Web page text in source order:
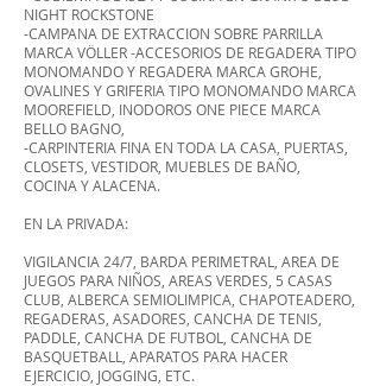
NIGHT ROCKSTONE
-CAMPANA DE EXTRACCION SOBRE PARRILLA
MARCA VÖLLER -ACCESORIOS DE REGADERA TIPO
MONOMANDO Y REGADERA MARCA GROHE,
OVALINES Y GRIFERIA TIPO MONOMANDO MARCA
MOOREFIELD, INODOROS ONE PIECE MARCA
BELLO BAGNO,
-CARPINTERIA FINA EN TODA LA CASA, PUERTAS,
CLOSETS, VESTIDOR, MUEBLES DE BAÑO,
COCINA Y ALACENA.
EN LA PRIVADA:
VIGILANCIA 24/7, BARDA PERIMETRAL, AREA DE
JUEGOS PARA NIÑOS, AREAS VERDES, 5 CASAS
CLUB, ALBERCA SEMIOLIMPICA, CHAPOTEADERO,
REGADERAS, ASADORES, CANCHA DE TENIS,
PADDLE, CANCHA DE FUTBOL, CANCHA DE
BASQUETBALL, APARATOS PARA HACER
EJERCICIO, JOGGING, ETC.